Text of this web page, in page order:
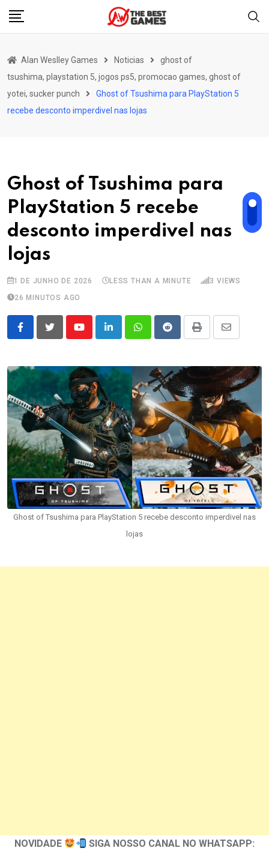
Skip
Alan Weslley Games Noticias
ghost of
tsushima, playstation 5, jogos ps5, promocao games, ghost of
yotei, sucker punch
Ghost of Tsushima para PlayStation 5
recebe desconto imperdivel nas lojas
Ghost of Tsushima para
PlayStation 5 recebe
desconto imperdivel nas
lojas
1 DE JUNHO DE 2026 LESS THAN A MINUTE 3 VIEWS
26 MINUTOS AGO
YoutubeLinkedInWhatsappRedditPrint
Share
Email
Ghost of Tsushima para PlayStation 5 recebe desconto imperdivel nas
lojas
NOVIDADE
SIGA NOSSO CANAL NO WHATSAPP: